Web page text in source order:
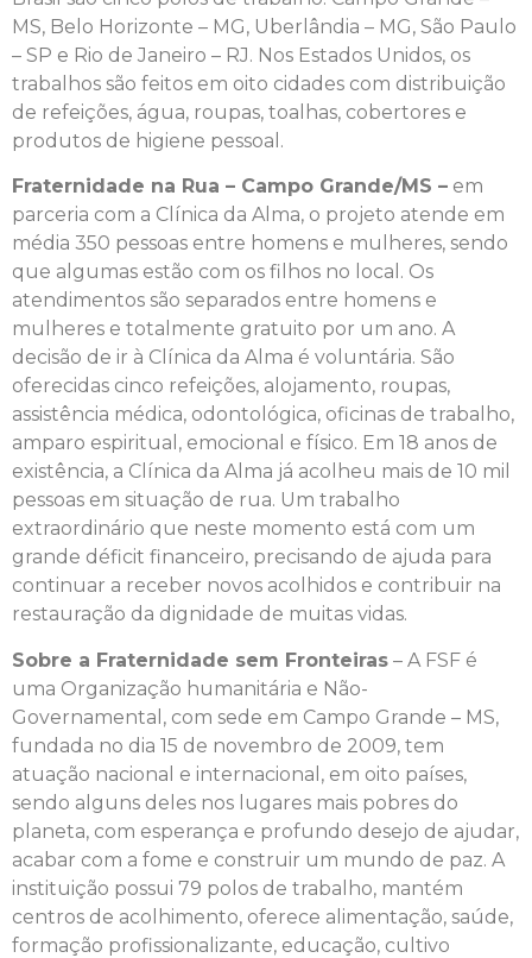
MS, Belo Horizonte – MG, Uberlândia – MG, São Paulo
– SP e Rio de Janeiro – RJ. Nos Estados Unidos, os
trabalhos são feitos em oito cidades com distribuição
de refeições, água, roupas, toalhas, cobertores e
produtos de higiene pessoal.
Fraternidade na Rua – Campo Grande/MS – em
parceria com a Clínica da Alma, o projeto atende em
média 350 pessoas entre homens e mulheres, sendo
que algumas estão com os filhos no local. Os
atendimentos são separados entre homens e
mulheres e totalmente gratuito por um ano. A
decisão de ir à Clínica da Alma é voluntária. São
oferecidas cinco refeições, alojamento, roupas,
assistência médica, odontológica, oficinas de trabalho,
amparo espiritual, emocional e físico. Em 18 anos de
existência, a Clínica da Alma já acolheu mais de 10 mil
pessoas em situação de rua. Um trabalho
extraordinário que neste momento está com um
grande déficit financeiro, precisando de ajuda para
continuar a receber novos acolhidos e contribuir na
restauração da dignidade de muitas vidas.
Sobre a Fraternidade sem Fronteiras – A FSF é
uma Organização humanitária e Não-
Governamental, com sede em Campo Grande – MS,
fundada no dia 15 de novembro de 2009, tem
atuação nacional e internacional, em oito países,
sendo alguns deles nos lugares mais pobres do
planeta, com esperança e profundo desejo de ajudar,
acabar com a fome e construir um mundo de paz. A
instituição possui 79 polos de trabalho, mantém
centros de acolhimento, oferece alimentação, saúde,
formação profissionalizante, educação, cultivo